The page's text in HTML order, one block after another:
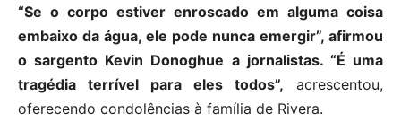
“Se o corpo estiver enroscado em alguma coisa
embaixo da água, ele pode nunca emergir”, afirmou
o sargento Kevin Donoghue a jornalistas. “É uma
tragédia terrível para eles todos”, acrescentou,
oferecendo condolências à família de Rivera.